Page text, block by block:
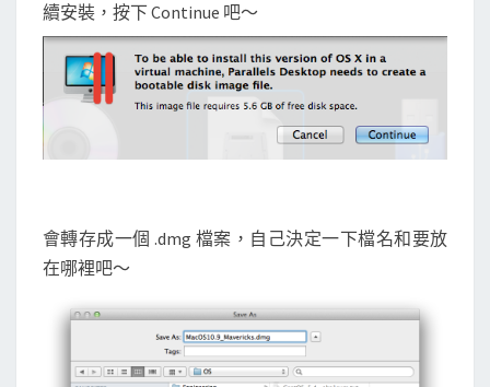
續安裝，按下 Continue 吧～
會轉存成一個 .dmg 檔案，自己決定一下檔名和要放
在哪裡吧～